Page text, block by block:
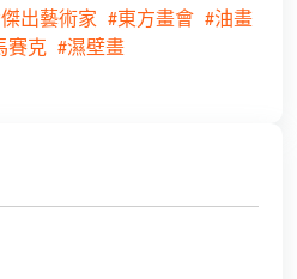
出藝術家 #東方畫會 #油畫
賽克 #濕壁畫